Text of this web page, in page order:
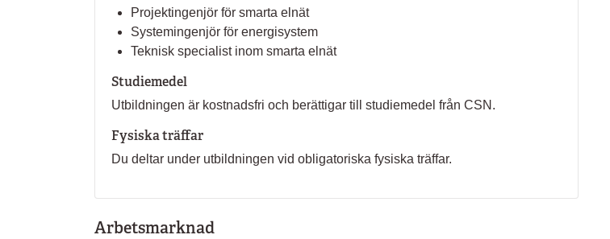
Projektingenjör för smarta elnät
Systemingenjör för energisystem
Teknisk specialist inom smarta elnät
Studiemedel
Utbildningen är kostnadsfri och berättigar till studiemedel från CSN.
Fysiska träffar
Du deltar under utbildningen vid obligatoriska fysiska träffar.
Arbetsmarknad